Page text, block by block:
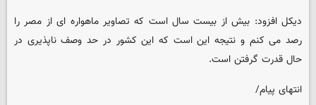
دیکل افزود: بیش از بیست سال است که تصاویر ماهواره ای از مصر را
رصد می کنم و نتیجه این است که این کشور در حد وصف ناپذیری در
حال قدرت گرفتن است.
انتهای پیام/